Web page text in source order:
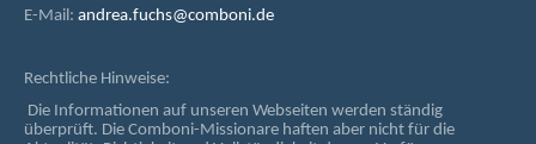
E-Mail: andrea.fuchs@comboni.de
Rechtliche Hinweise:
Die Informationen auf unseren Webseiten werden ständig
überprüft. Die Comboni-Missionare haften aber nicht für die